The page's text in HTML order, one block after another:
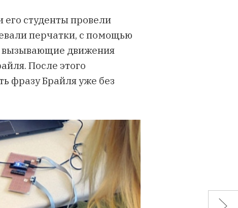
его студенты провели
перчатки, с помощью
вызывающие движения
После этого
фразу Брайля уже без